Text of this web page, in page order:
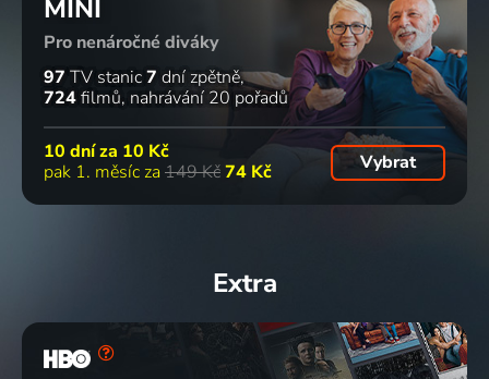
MINI
Pro nenáročné diváky
97 TV stanic7 dní zpětně
724filmů nahrávání 20 pořadů
10 dní za 10 Kč
pak 1. měsíc za 149 Kč74 Kč Vybrat
Extra